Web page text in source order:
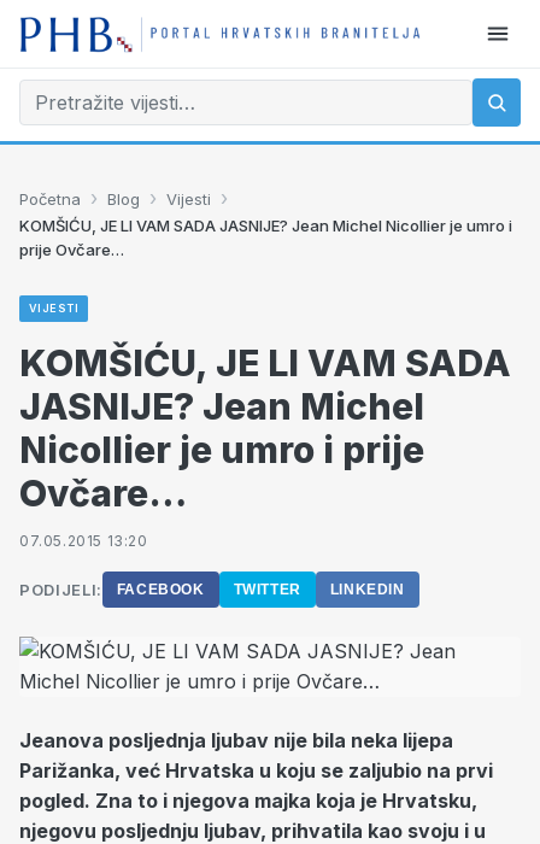
Početna › Blog › Vijesti ›
KOMŠIĆU, JE LI VAM SADA JASNIJE? Jean Michel Nicollier je umro i
prije Ovčare…
VIJESTI
KOMŠIĆU, JE LI VAM SADA
JASNIJE? Jean Michel
Nicollier je umro i prije
Ovčare…
07.05.2015 13:20
PODIJELI: FACEBOOK TWITTER LINKEDIN
Jeanova posljednja ljubav nije bila neka lijepa
Parižanka, već Hrvatska u koju se zaljubio na prvi
pogled. Zna to i njegova majka koja je Hrvatsku,
njegovu posljednju ljubav, prihvatila kao svoju i u